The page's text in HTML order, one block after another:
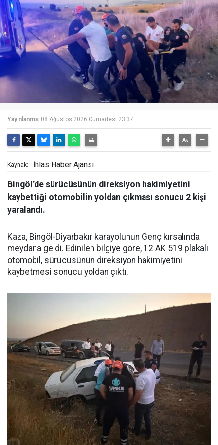
Yayınlanma: 08 Ağustos 2026 Cumartesi 23:37
Kaynak: İhlas Haber Ajansı
Bingöl’de sürücüsünün direksiyon hakimiyetini
kaybettiği otomobilin yoldan çıkması sonucu 2 kişi
yaralandı.
Kaza, Bingöl-Diyarbakır karayolunun Genç kırsalında
meydana geldi. Edinilen bilgiye göre, 12 AK 519 plakalı
otomobil, sürücüsünün direksiyon hakimiyetini
kaybetmesi sonucu yoldan çıktı.